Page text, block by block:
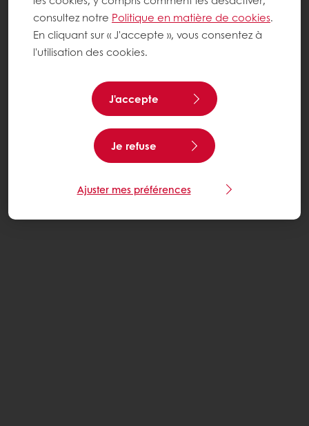
consultez notre Politique en matière de cookies.
En cliquant sur « J'accepte », vous consentez à
l'utilisation des cookies.
J'accepte
Je refuse
Ajuster mes préférences